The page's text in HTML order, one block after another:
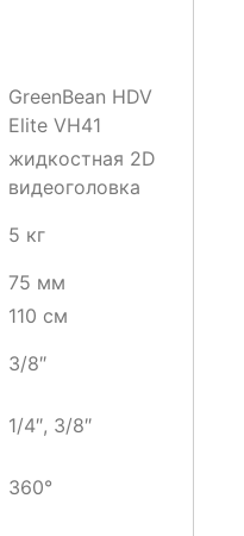
GreenBean HDV
Elite VH41
жидкостная 2D
видеоголовка
5 кг
75 мм
110 см
3/8″
1/4″, 3/8″
360°